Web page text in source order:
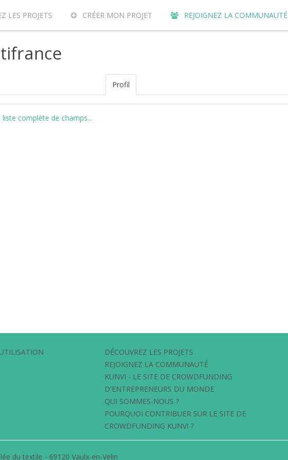
LES PROJETS CRÉER MON PROJET REJOIGNEZ LA COMMUNAUTÉ
DU MONDE
Profil
complète de champs...
DÉCOUVREZ LES PROJETS
REJOIGNEZ LA COMMUNAUTÉ
KUNVI - LE SITE DE CROWDFUNDING
D'ENTREPRENEURS DU MONDE
QUI SOMMES-NOUS ?
POURQUOI CONTRIBUER SUR LE SITE DE
CROWDFUNDING KUNVI ?
du textile - 69120 Vaulx-en-Velin